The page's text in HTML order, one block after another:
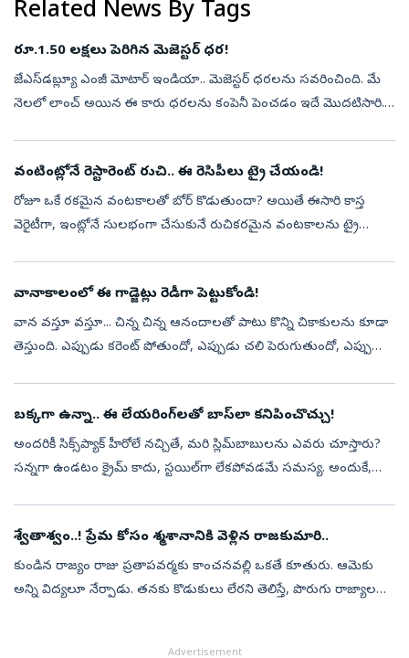
Related News By Tags
రూ.1.50 లక్షలు పెరిగిన మెజెస్టర్ ధర!
జేఎస్‌డబ్ల్యూ ఎంజీ మోటార్ ఇండియా.. మెజెస్టర్ ధరలను సవరించింది. మే
నెలలో లాంచ్ అయిన ఈ కారు ధరలను కంపెనీ పెంచడం ఇదే మొదటిసారి.
వంటింట్లోనే రెస్టారెంట్ రుచి.. ఈ రెసిపీలు ట్రై చేయండి!
రోజూ ఒకే రకమైన వంటకాలతో బోర్‌ కొడుతుందా? అయితే ఈసారి కాస్త
వెరైటీగా, ఇంట్లోనే సులభంగా చేసుకునే రుచికరమైన వంటకాలను ట్రై
వానాకాలంలో ఈ గాడ్జెట్లు రెడీగా పెట్టుకోండి!
వాన వస్తూ వస్తూ... చిన్న చిన్న ఆనందాలతో పాటు కొన్ని చికాకులను కూడా
తెస్తుంది. ఎప్పుడు కరెంట్‌ పోతుందో, ఎప్పుడు చలి పెరుగుతుందో, ఎప్పుడు
బక్కగా ఉన్నా.. ఈ లేయరింగ్‌లతో బాస్‌లా కనిపించొచ్చు!
అందరికీ సిక్స్‌ప్యాక్‌ హీరోలే నచ్చితే, మరి స్లిమ్‌బాబులను ఎవరు చూస్తారు?
సన్నగా ఉండటం క్రైమ్‌ కాదు, స్టయిల్‌గా లేకపోవడమే సమస్య. అందుకే,
శ్వేతాశ్వం..! ప్రేమ కోసం శ్మశానానికి వెళ్లిన రాజకుమారి..
కుండిన రాజ్యం రాజు ప్రతాపవర్మకు కాంచనవల్లి ఒకతే కూతురు. ఆమెకు
అన్ని విద్యలూ నేర్పాడు. తనకు కొడుకులు లేరని తెలిస్తే, పొరుగు రాజ్యాల
Advertisement